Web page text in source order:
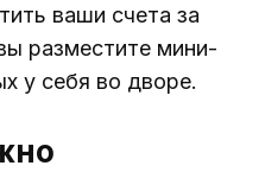
ваши счета за
разместите мини-
у себя во дворе.